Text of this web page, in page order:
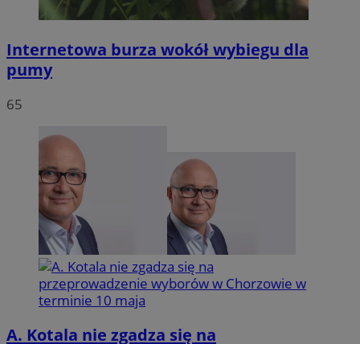
Internetowa burza wokół wybiegu dla
pumy
65
A. Kotala nie zgadza się na